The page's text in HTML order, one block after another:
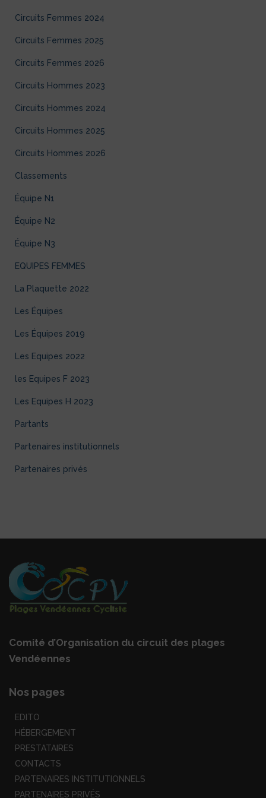
Circuits Femmes 2024
Circuits Femmes 2025
Circuits Femmes 2026
Circuits Hommes 2023
Circuits Hommes 2024
Circuits Hommes 2025
Circuits Hommes 2026
Classements
Équipe N1
Équipe N2
Équipe N3
EQUIPES FEMMES
La Plaquette 2022
Les Équipes
Les Équipes 2019
Les Equipes 2022
les Equipes F 2023
Les Equipes H 2023
Partants
Partenaires institutionnels
Partenaires privés
Comité d’Organisation du circuit des plages
Vendéennes
Nos pages
EDITO
HÉBERGEMENT
PRESTATAIRES
CONTACTS
PARTENAIRES INSTITUTIONNELS
PARTENAIRES PRIVÉS